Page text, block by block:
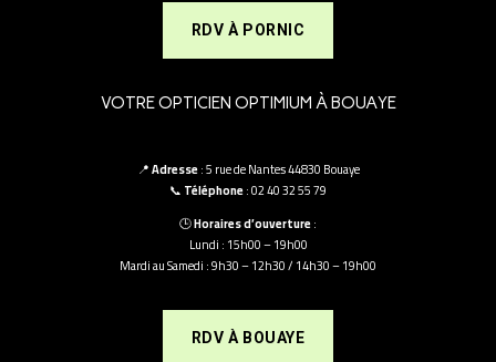
RDV À PORNIC
VOTRE OPTICIEN OPTIMIUM À BOUAYE
📍Adresse: 5 rue de Nantes 44830 Bouaye
📞 Téléphone: 02 40 32 55 79
🕒Horaires d’ouverture:
Lundi : 15h00 – 19h00
Mardi au Samedi : 9h30 – 12h30 / 14h30 – 19h00
RDV À BOUAYE